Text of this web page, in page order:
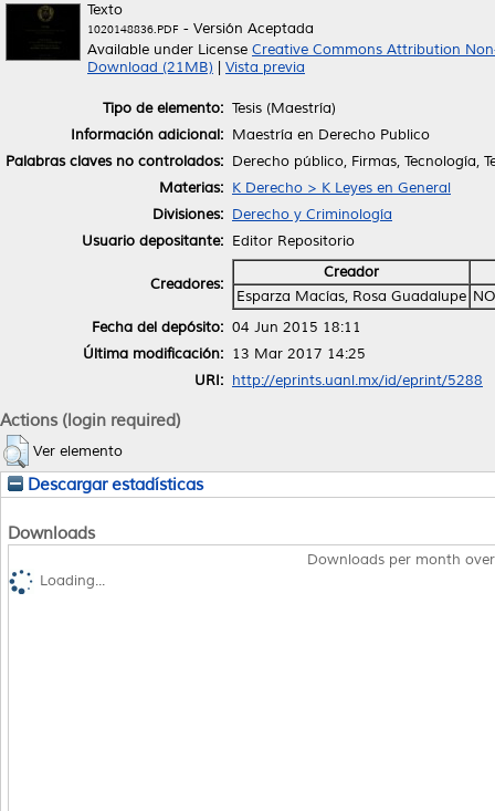
Texto
1020148836.PDF - Versión Aceptada
Available under License Creative Commons Attribution
Download (21MB)
Vista previa
Tipo de elemento: Tesis (Maestría)
Información adicional: Maestría en Derecho Publico
Palabras claves no controlados: Derecho público, Firmas, Tecnología,
Materias: K Derecho > K Leyes en General
Divisiones: Derecho y Criminología
Usuario depositante: Editor Repositorio
Creadores:
Creador
Esparza Macías, Rosa Guadalupe
Fecha del depósito: 04 Jun 2015 18:11
Última modificación: 13 Mar 2017 14:25
URI: http://eprints.uanl.mx/id/eprint/5288
Actions (login required)
Ver elemento
Descargar estadísticas
Downloads
Downloads per month
Loading...